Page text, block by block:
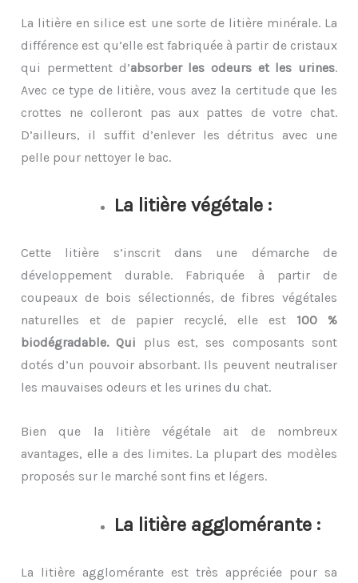
La litière en silice est une sorte de litière minérale. La
différence est qu’elle est fabriquée à partir de cristaux
qui permettent d’absorber les odeurs et les urines.
Avec ce type de litière, vous avez la certitude que les
crottes ne colleront pas aux pattes de votre chat.
D’ailleurs, il suffit d’enlever les détritus avec une
pelle pour nettoyer le bac.
La litière végétale :
Cette litière s’inscrit dans une démarche de
développement durable. Fabriquée à partir de
coupeaux de bois sélectionnés, de fibres végétales
naturelles et de papier recyclé, elle est 100 %
biodégradable. Qui plus est, ses composants sont
dotés d’un pouvoir absorbant. Ils peuvent neutraliser
les mauvaises odeurs et les urines du chat.
Bien que la litière végétale ait de nombreux
avantages, elle a des limites. La plupart des modèles
proposés sur le marché sont fins et légers.
La litière agglomérante :
La litière agglomérante est très appréciée pour sa